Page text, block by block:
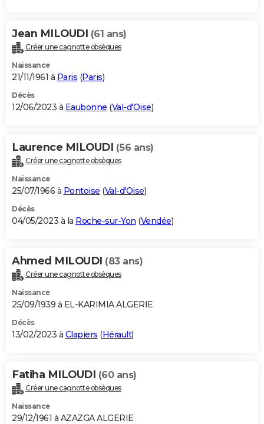
Jean MILOUDI (61 ans)
Créer une cagnotte obsèques
Naissance
21/11/1961 à Paris (Paris)
Décès
12/06/2023 à Eaubonne (Val-d'Oise)
Laurence MILOUDI (56 ans)
Créer une cagnotte obsèques
Naissance
25/07/1966 à Pontoise (Val-d'Oise)
Décès
04/05/2023 à la Roche-sur-Yon (Vendée)
Ahmed MILOUDI (83 ans)
Créer une cagnotte obsèques
Naissance
25/09/1939 à EL-KARIMIA ALGERIE
Décès
13/02/2023 à Clapiers (Hérault)
Fatiha MILOUDI (60 ans)
Créer une cagnotte obsèques
Naissance
29/12/1961 à AZAZGA ALGERIE